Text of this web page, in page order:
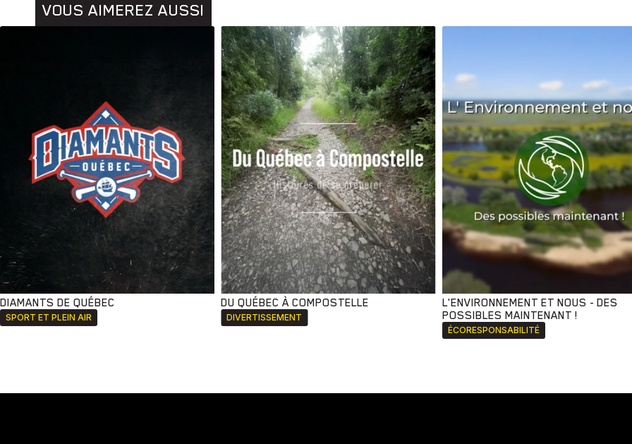
VOUS AIMEREZ AUSSI
DIAMANTS DE QUÉBEC
SPORT ET PLEIN AIR
DU QUÉBEC À COMPOSTELLE
DIVERTISSEMENT
L'ENVIRONNEMENT ET NOUS - DES
POSSIBLES MAINTENANT !
ÉCORESPONSABILITÉ